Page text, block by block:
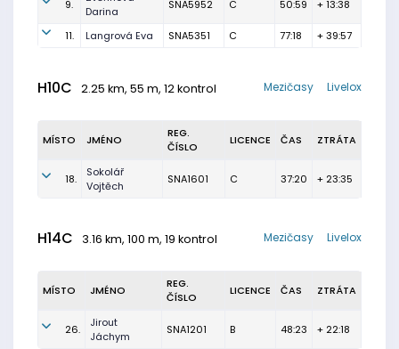
9.
Darina
SNA5952 C 50:59 + 13:38
11. Langrová Eva SNA5351 C 77:18 + 39:57
H10C 2.25 km, 55 m, 12 kontrol Livelox
Mezičasy
MÍSTO JMÉNO
REG.
ČÍSLO
LICENCE ČAS ZTRÁTA
18.
Sokolář
Vojtěch
SNA1601 C 37:20 + 23:35
H14C 3.16 km, 100 m, 19 kontrol Livelox
Mezičasy
MÍSTO JMÉNO
REG.
ČÍSLO
LICENCE ČAS ZTRÁTA
26.
Jirout
Jáchym
SNA1201 B 48:23 + 22:18